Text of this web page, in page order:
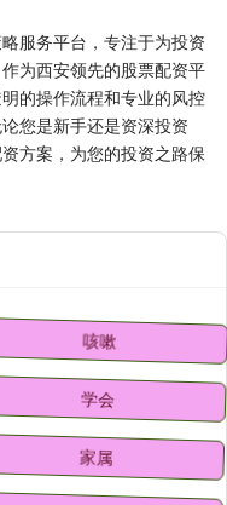
服务平台，专注于为投资
为西安领先的股票配资平
的操作流程和专业的风控
您是新手还是资深投资
方案，为您的投资之路保
咳嗽
学会
家属